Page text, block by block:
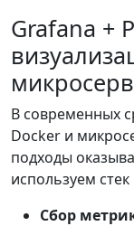
Grafana +
В современных
Docker и
подходы
используем стек
Сбор